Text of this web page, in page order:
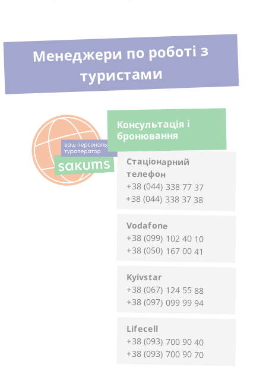
Менеджери по роботі з
туристами
Консультація і
бронювання
Стаціонарний
телефон
+38 (044) 338 77 37
+38 (044) 338 37 38
Vodafone
+38 (099) 102 40 10
+38 (050) 167 00 41
Kyivstar
+38 (067) 124 55 88
+38 (097) 099 99 94
Lifecell
+38 (093) 700 90 40
+38 (093) 700 90 70